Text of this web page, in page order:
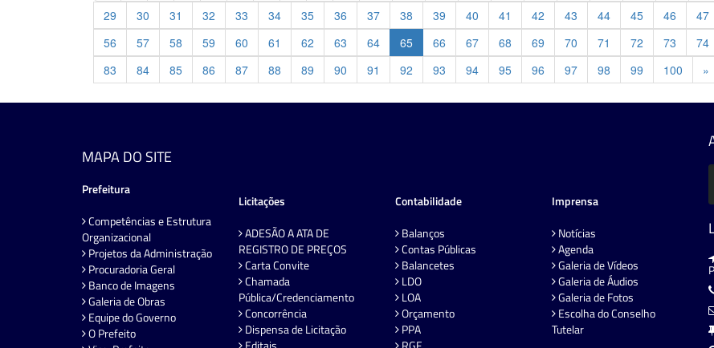
29
30 31 32 33 34 35 36 37 38 39 40 41 42 43 44 45 46 47
56
57 58 59 60 61 62 63 64 65 66 67 68 69 70 71 72 73 74
83
84 85 86 87 88 89 90 91 92 93 94 95 96 97 98 99 100 »
MAPA DO SITE
Prefeitura
Competências e Estrutura
Organizacional
Projetos da Administração
Procuradoria Geral
Banco de Imagens
Galeria de Obras
Equipe do Governo
O Prefeito
Licitações
ADESÃO A ATA DE
REGISTRO DE PREÇOS
Carta Convite
Chamada
Pública/Credenciamento
Concorrência
Dispensa de Licitação
Contabilidade
Balanços
Contas Públicas
Balancetes
LDO
LOA
Orçamento
PPA
Imprensa
Notícias
Agenda
Galeria de Vídeos
Galeria de Áudios
Galeria de Fotos
Escolha do Conselho
Tutelar